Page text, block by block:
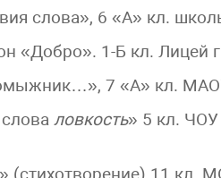
слова», 6 «А» кл.
«Добро». 1-Б кл. Лицей
7 «А» кл.
ловкость» 5 кл.